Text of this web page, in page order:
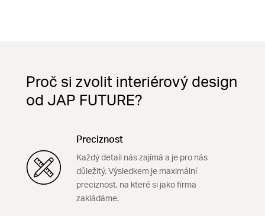
Proč si zvolit interiérový design
od JAP FUTURE?
Preciznost
Každý detail nás zajímá a je pro nás
důležitý. Výsledkem je maximální
preciznost, na které si jako firma
zakládáme.